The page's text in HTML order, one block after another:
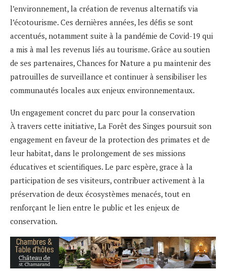
l’environnement, la création de revenus alternatifs via
l’écotourisme. Ces dernières années, les défis se sont
accentués, notamment suite à la pandémie de Covid-19 qui
a mis à mal les revenus liés au tourisme. Grâce au soutien
de ses partenaires, Chances for Nature a pu maintenir des
patrouilles de surveillance et continuer à sensibiliser les
communautés locales aux enjeux environnementaux.
Un engagement concret du parc pour la conservation
À travers cette initiative, La Forêt des Singes poursuit son
engagement en faveur de la protection des primates et de
leur habitat, dans le prolongement de ses missions
éducatives et scientifiques. Le parc espère, grace à la
participation de ses visiteurs, contribuer activement à la
préservation de deux écosystèmes menacés, tout en
renforçant le lien entre le public et les enjeux de
conservation.